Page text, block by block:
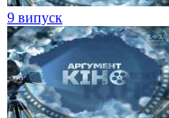
9 випуск